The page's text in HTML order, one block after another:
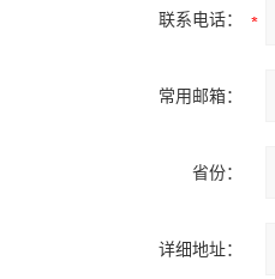
联系电话：
常用邮箱：
省份：
详细地址：